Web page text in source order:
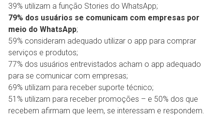
39% utilizam a função Stories do WhatsApp;
79% dos usuários se comunicam com empresas por
meio do WhatsApp;
59% consideram adequado utilizar o app para comprar
serviços e produtos;
77% dos usuários entrevistados acham o app adequado
para se comunicar com empresas;
69% utilizam para receber suporte técnico;
51% utilizam para receber promoções – e 50% dos que
recebem afirmam que leem, se interessam e respondem.